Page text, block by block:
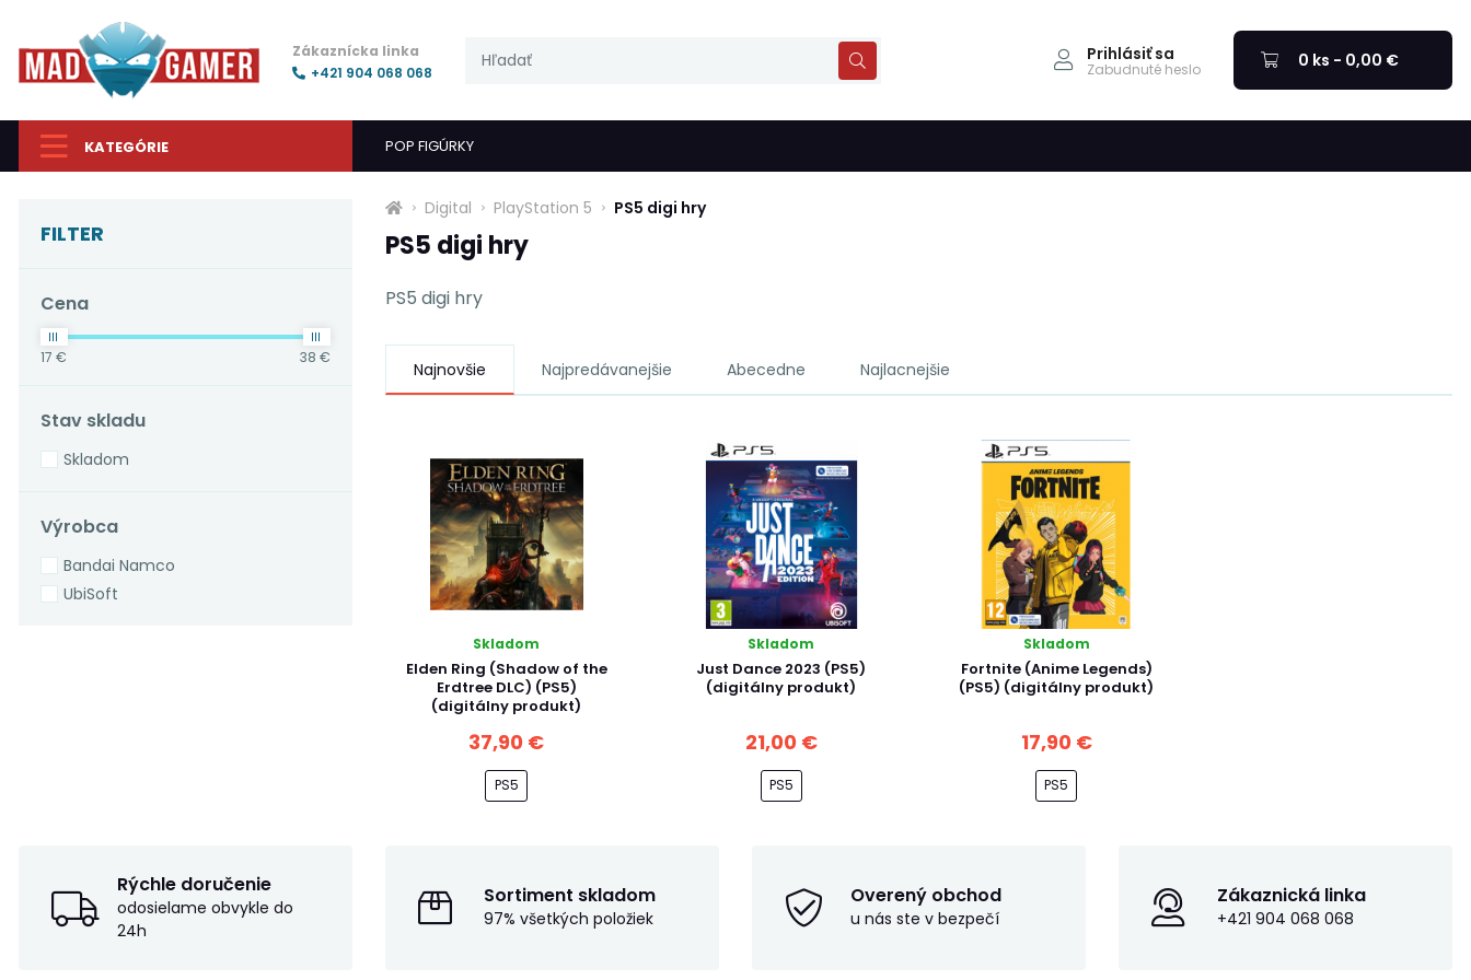
Zákaznícka linka
+421 904 068 068
Prihlásiť sa
Zabudnuté heslo 0 ks - 0,00 €
KATEGÓRIE POP FIGÚRKY
FILTER
Cena
17 € 38 €
Stav skladu
Skladom
Výrobca
Bandai Namco
UbiSoft
Digital PlayStation 5 PS5 digi hry
PS5 digi hry
PS5 digi hry
Najnovšie Najpredávanejšie Abecedne Najlacnejšie
Skladom
Elden Ring (Shadow of the
Erdtree DLC) (PS5)
(digitálny produkt)
37,90 €
PS5
Skladom
Just Dance 2023 (PS5)
(digitálny produkt)
21,00 €
PS5
Skladom
Fortnite (Anime Legends)
(PS5) (digitálny produkt)
17,90 €
PS5
Rýchle doručenie
odosielame obvykle do
24h
Sortiment skladom
97% všetkých položiek
Overený obchod
u nás ste v bezpečí
Zákaznická linka
+421 904 068 068